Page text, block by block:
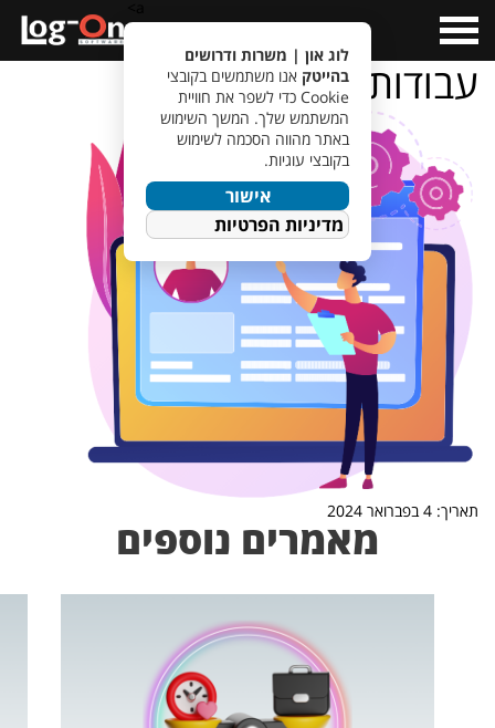
Menu
עבודות
תאריך: 4 בפברואר 2024
מאמרים נוספים
לוג און | משרות ודרושים
בהייטק אנו משתמשים בקובצי
Cookie כדי לשפר את חוויית
המשתמש שלך. המשך השימוש
באתר מהווה הסכמה לשימוש
בקובצי עוגיות.
אישור
מדיניות הפרטיות